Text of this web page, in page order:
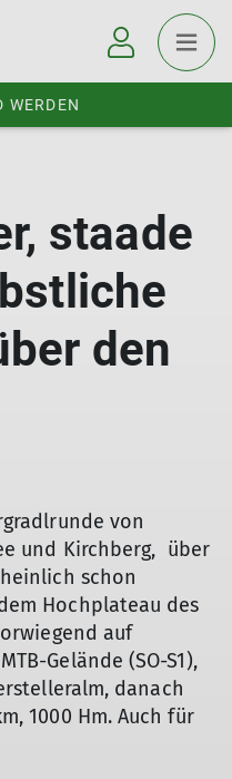
WERDEN
staade
den
von
und Kirchberg, über
schon
Hochplateau des
auf
Gelände (SO-S1),
danach
1000 Hm. Auch für